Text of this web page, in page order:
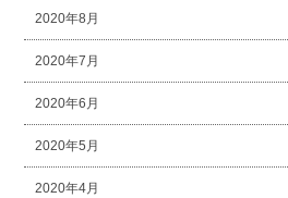
2020年8月
2020年7月
2020年6月
2020年5月
2020年4月